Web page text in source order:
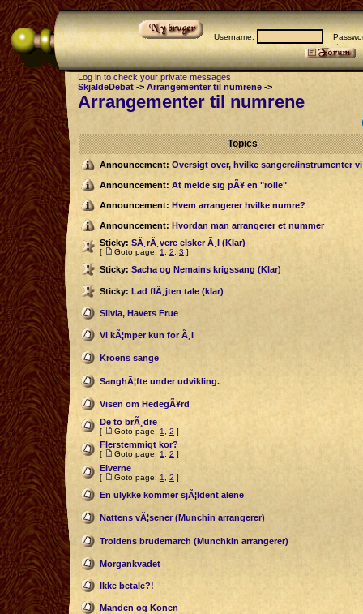
Username:
Log in to check your private messages
SkjaldeDebat -> Arrangementer til numrene ->
Arrangementer til numrene
Topics
Announcement: Oversigt over, hvilke sangere/instrumenter
Announcement: At melde sig pÃ¥ en "rolle"
Announcement: Hvem arrangerer hvilke numre?
Announcement: Hvordan man arrangerer et nummer
Sticky: SÃ¸rÃ¸vere elsker Ã¸l (Klar)
[ Goto page: 1 2 3 ]
Sticky: Sacha og Nemains krigssang (Klar)
Sticky: Lad flÃ¸jten tale (klar)
Silvia, Havets Frue
Vi kÃ¦mper kun for Ã¸l
Kroens sange
SanghÃ¦fte under udvikling.
Visen om HedegÃ¥rd
De to brÃ¸dre
[ Goto page: 1 2 ]
Flerstemmigt kor?
[ Goto page: 1 2 ]
Elverne
[ Goto page: 1 2 ]
En ulykke kommer sjÃ¦ldent alene
Nattens vÃ¦sener (Munchin arrangerer)
Troldens brudemarch (Munchkin arrangerer)
Morgankvadet
Ikke betale?!
Manden og Konen